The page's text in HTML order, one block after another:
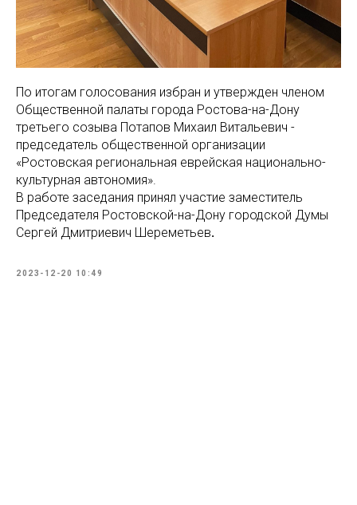
По итогам голосования избран и утвержден членом
Общественной палаты города Ростова-на-Дону
третьего созыва Потапов Михаил Витальевич -
председатель общественной организации
«Ростовская региональная еврейская национально-
культурная автономия».
В работе заседания принял участие заместитель
Председателя Ростовской-на-Дону городской Думы
Сергей Дмитриевич Шереметьев.
2023-12-20 10:49